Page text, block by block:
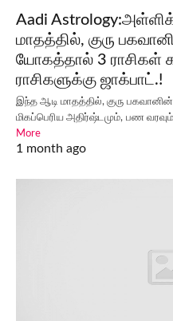
Aadi
மாதத்தில், குரு
யோகத்தால் 3 ராசிகள்
ராசிகளுக்கு ஜாக்பாட்.!
இந்த ஆடி மாதத்தில், குரு பகவானின்
மிகப்பெரிய அதிர்ஷ்டமும், பண வரவும்
More
1 month ago